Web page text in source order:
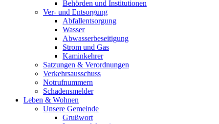
Behörden und Institutionen
Ver- und Entsorgung
Abfallentsorgung
Wasser
Abwasserbeseitigung
Strom und Gas
Kaminkehrer
Satzungen & Verordnungen
Verkehrsausschuss
Notrufnummern
Schadensmelder
Leben & Wohnen
Unsere Gemeinde
Grußwort